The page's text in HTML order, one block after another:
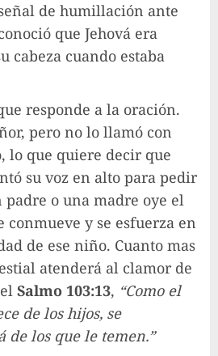
de humillación ante
que Jehová era
cabeza cuando estaba
responde a la oración.
pero no lo llamó con
lo que quiere decir que
su voz en alto para pedir
padre o una madre oye el
conmueve y se esfuerza en
de ese niño. Cuanto mas
atenderá al clamor de
Salmo 103:13, “Como el
de los hijos, se
de los que le temen.”